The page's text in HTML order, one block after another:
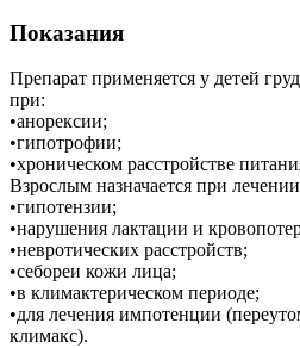
Показания
Препарат применяется у детей
при:
•анорексии;
•гипотрофии;
•хроническом расстройстве
Взрослым назначается при
•гипотензии;
•нарушения лактации и
•невротических расстройств;
•себореи кожи лица;
•в климактерическом периоде;
•для лечения импотенции
климакс).